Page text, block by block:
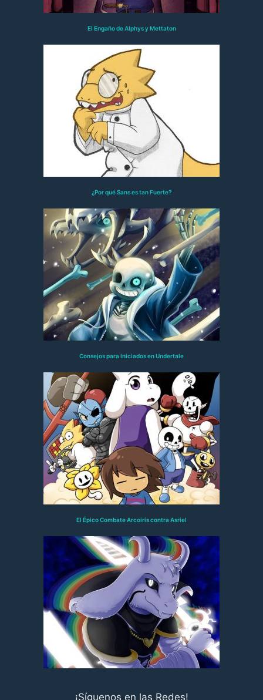
El Engaño de Alphys y Mettaton
¿Por qué Sans es tan Fuerte?
Consejos para Iniciados en Undertale
El Épico Combate Arcoiris contra Asriel
¡Síguenos en las Redes!